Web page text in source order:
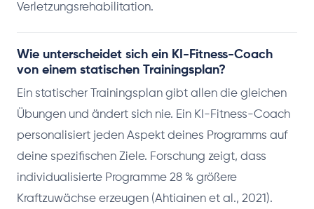
Verletzungsrehabilitation.
Wie unterscheidet sich ein KI-Fitness-Coach
von einem statischen Trainingsplan?
Ein statischer Trainingsplan gibt allen die gleichen
Übungen und ändert sich nie. Ein KI-Fitness-Coach
personalisiert jeden Aspekt deines Programms auf
deine spezifischen Ziele. Forschung zeigt, dass
individualisierte Programme 28 % größere
Kraftzuwächse erzeugen (Ahtiainen et al., 2021).